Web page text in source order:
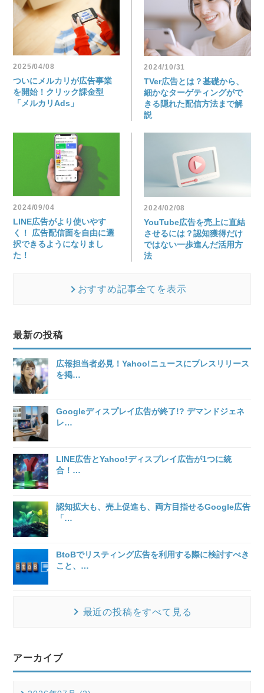
2025/04/08
ついにメルカリが広告事業
を開始！クリック課金型
「メルカリAds」
2024/10/31
TVer広告とは？基礎から、
細かなターゲティングがで
きる隠れた配信方法まで解
説
2024/09/04
LINE広告がより使いやす
く！ 広告配信面を自由に選
択できるようになりまし
た！
2024/02/08
YouTube広告を売上に直結
させるには？認知獲得だけ
ではない一歩進んだ活用方
法
おすすめ記事全てを表示
最新の投稿
広報担当者必見！Yahoo!ニュースにプレスリリース
を掲…
Googleディスプレイ広告が終了!? デマンドジェネ
レ…
LINE広告とYahoo!ディスプレイ広告が1つに統
合！ …
認知拡大も、売上促進も、両方目指せるGoogle広告
「…
BtoBでリスティング広告を利用する際に検討すべき
こと、 …
最近の投稿をすべて見る
アーカイブ